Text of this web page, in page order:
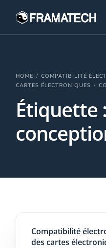
HOME
COMPATIBILITÉ
CARTES ÉLECTRONIQUES
Étiquette :
Compatibilité
des cartes
Formations
Performance
Stratégies industrielles